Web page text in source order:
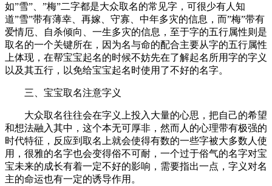
如”雪”、”梅”二字都是大众取名的常见字，可很少有人知
道”雪”带有薄幸、再嫁、守寡、中年多灾的信息，而”梅”带有
爱情厄、自杀倾向、一生多灾的信息，至于字的五行属性则是
取名的一个关键所在，因为名与命的配合主要从字的五行属性
上体现，在帮宝宝起名的时候不妨先在了解起名所用字的字义
以及其五行，以免给宝宝起名时使用了不好的名字。
三、宝宝取名注意字义
大众取名往往会在字义上投入大量的心思，把自己的希望
和想法融入其中，这个本无可厚非，然而人的心理带有极强的
时代特征，反应到取名上就会使得有数的一些字被大多数人使
用，很雅的名字也会变得俗不可耐，一个过于俗气的名字对宝
宝未来的成长有着一定不好的影响，需要指出一点，字义对名
主的命运也有一定的诱导作用。